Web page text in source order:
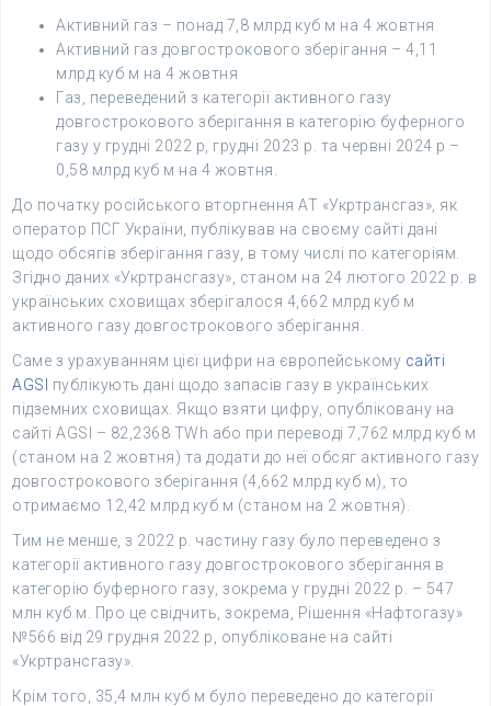
Активний газ – понад 7,8 млрд куб м на 4 жовтня
Активний газ довгострокового зберігання – 4,11
млрд куб м на 4 жовтня
Газ, переведений з категорії активного газу
довгострокового зберігання в категорію буферного
газу у грудні 2022 р, грудні 2023 р. та червні 2024 р –
0,58 млрд куб м на 4 жовтня.
До початку російського вторгнення АТ «Укртрансгаз», як
оператор ПСГ України, публікував на своєму сайті дані
щодо обсягів зберігання газу, в тому числі по категоріям.
Згідно даних «Укртрансгазу», станом на 24 лютого 2022 р. в
українських сховищах зберігалося 4,662 млрд куб м
активного газу довгострокового зберігання.
Саме з урахуванням цієї цифри на європейському сайті
AGSI
публікують дані щодо запасів газу в українських
підземних сховищах. Якщо взяти цифру, опубліковану на
сайті AGSI – 82,2368 TWh або при переводі 7,762 млрд куб м
(станом на 2 жовтня) та додати до неї обсяг активного газу
довгострокового зберігання (4,662 млрд куб м), то
отримаємо 12,42 млрд куб м (станом на 2 жовтня).
Тим не менше, з 2022 р. частину газу було переведено з
категорії активного газу довгострокового зберігання в
категорію буферного газу, зокрема у грудні 2022 р. – 547
млн куб м. Про це свідчить, зокрема, Рішення «Нафтогазу»
№566 від 29 грудня 2022 р, опубліковане на сайті
«Укртрансгазу».
Крім того, 35,4 млн куб м було переведено до категорії